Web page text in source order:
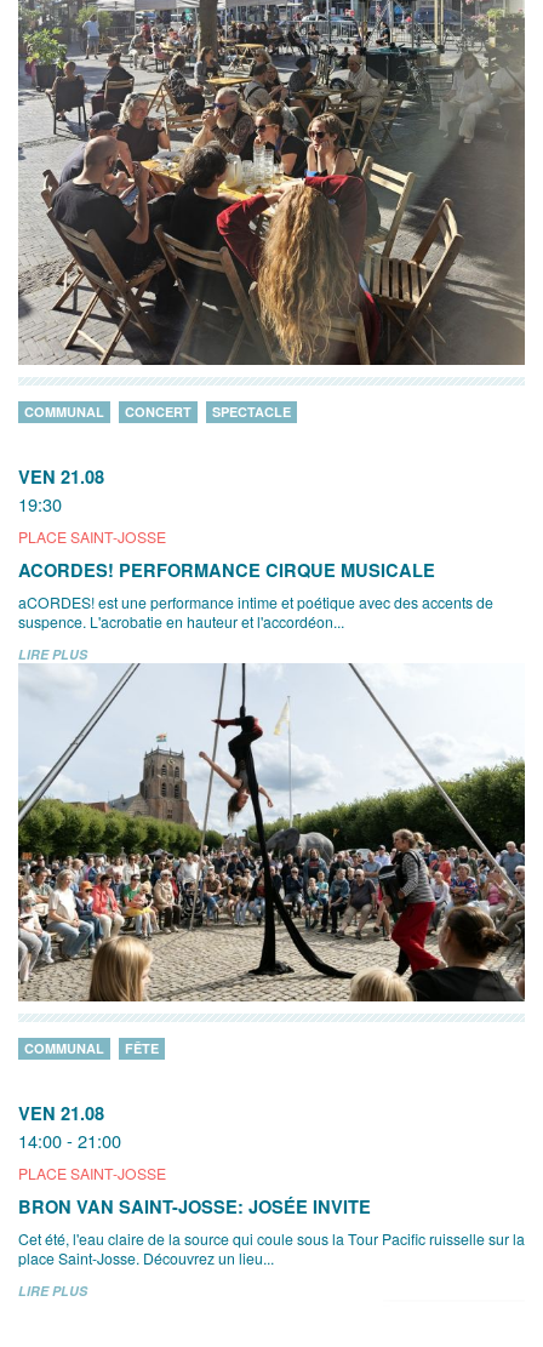
VEN 21.08
19:30
PLACE SAINT-JOSSE
COMMUNAL CONCERT SPECTACLE
ACORDES! PERFORMANCE CIRQUE MUSICALE
aCORDES! est une performance intime et poétique avec des accents de
suspence. L'acrobatie en hauteur et l'accordéon...
LIRE PLUS
VEN 21.08
14:00 - 21:00
PLACE SAINT-JOSSE
COMMUNAL FÊTE
BRON VAN SAINT-JOSSE: JOSÉE INVITE
Cet été, l'eau claire de la source qui coule sous la Tour Pacific ruisselle sur la
place Saint-Josse. Découvrez un lieu...
LIRE PLUS